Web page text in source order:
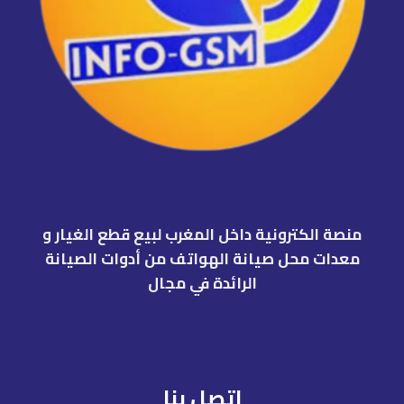
منصة الكترونية داخل المغرب لبيع قطع الغيار و
معدات محل صيانة الهواتف من أدوات الصيانة
الرائدة في مجال